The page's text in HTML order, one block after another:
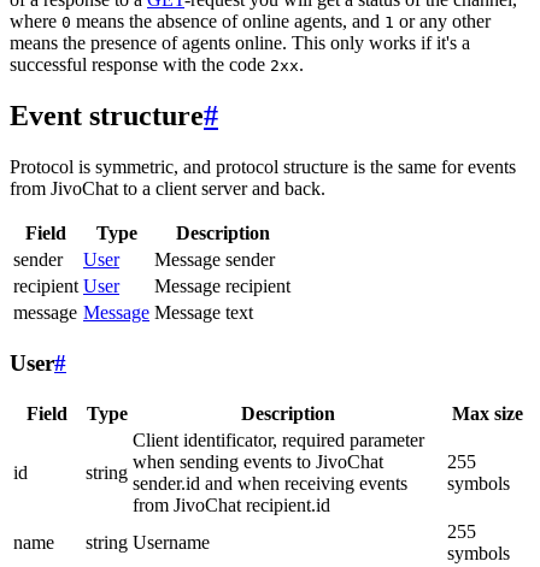
where 0 means the absence of online agents, and 1 or any other
means the presence of agents online. This only works if it's a
successful response with the code 2xx.
Event structure#
Protocol is symmetric, and protocol structure is the same for events
from JivoChat to a client server and back.
Field Type
Description
sender
User
Message sender
recipient User
Message recipient
message Message Message text
User#
Field Type Description Max size
id string
Client identificator, required parameter
when sending events to JivoChat
sender.id and when receiving events
from JivoChat recipient.id
255
symbols
name string Username
255
symbols